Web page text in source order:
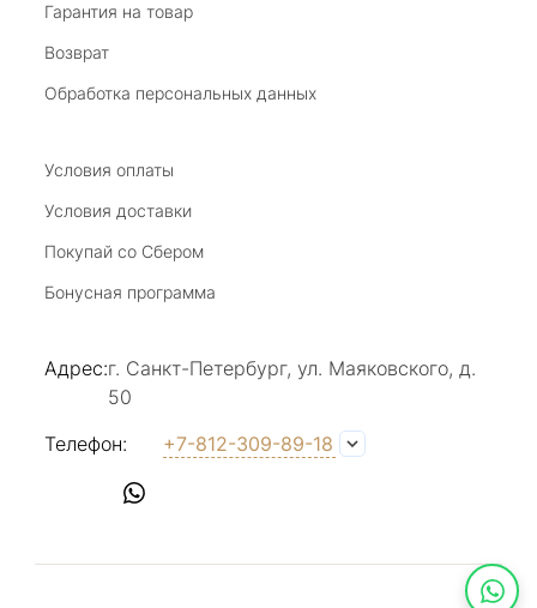
Гарантия на товар
Возврат
Обработка персональных данных
Условия оплаты
Условия доставки
Покупай со Сбером
Бонусная программа
Адрес:г. Санкт-Петербург, ул. Маяковского, д.
50
Телефон:
+7-812-309-89-18